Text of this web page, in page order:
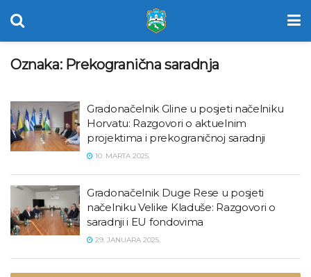
Oznaka: Prekogranična saradnja
Gradonačelnik Gline u posjeti načelniku
Horvatu: Razgovori o aktuelnim
projektima i prekograničnoj saradnji
10. MARTA 2025.
Gradonačelnik Duge Rese u posjeti
načelniku Velike Kladuše: Razgovori o
saradnji i EU fondovima
29. JANUARA 2025.